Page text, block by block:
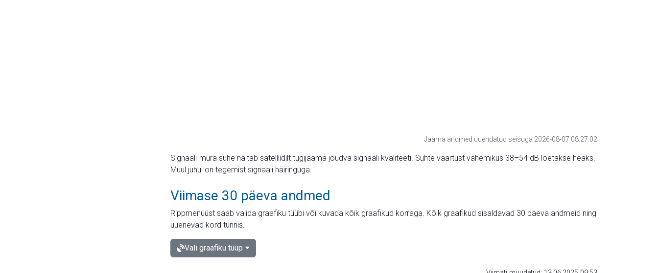
Jaama andmed uuendatud seisuga 2026-08-07 08:27:02
Signaali-müra suhe näitab satelliidilt tugijaama jõudva signaali kvaliteeti. Suhte väärtust vahemikus 38–54 dB loetakse heaks.
Muul juhul on tegemist signaali häiringuga.
Viimase 30 päeva andmed
Rippmenüüst saab valida graafiku tüübi või kuvada kõik graafikud korraga. Kõik graafikud sisaldavad 30 päeva andmeid ning
uuenevad kord tunnis.
Vali graafiku tüüp